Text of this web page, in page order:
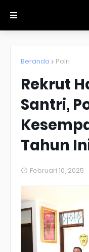
Beranda Polri
Rekrut
Santri,
Tahun
Februari 10, 2025